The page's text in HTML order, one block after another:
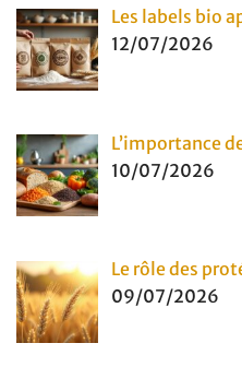
Les labels bio
12/07/2026
L’importance
10/07/2026
Le rôle des
09/07/2026